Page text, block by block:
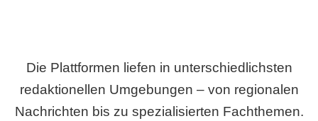
Die Plattformen liefen in unterschiedlichsten
redaktionellen Umgebungen – von regionalen
Nachrichten bis zu spezialisierten Fachthemen.